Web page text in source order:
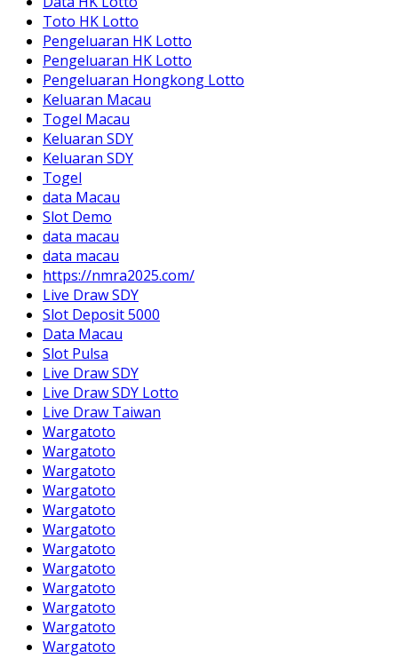
Toto HK Lotto
Pengeluaran HK Lotto
Pengeluaran HK Lotto
Pengeluaran Hongkong Lotto
Keluaran Macau
Togel Macau
Keluaran SDY
Keluaran SDY
Togel
data Macau
Slot Demo
data macau
data macau
https://nmra2025.com/
Live Draw SDY
Slot Deposit 5000
Data Macau
Slot Pulsa
Live Draw SDY
Live Draw SDY Lotto
Live Draw Taiwan
Wargatoto
Wargatoto
Wargatoto
Wargatoto
Wargatoto
Wargatoto
Wargatoto
Wargatoto
Wargatoto
Wargatoto
Wargatoto
Wargatoto